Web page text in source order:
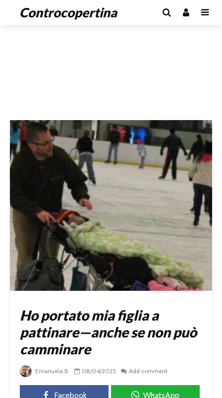
Controcopertina
Ho portato mia figlia a
pattinare—anche se non può
camminare
Emanuela B. 08/04/2025 Add comment
Facebook WhatsApp